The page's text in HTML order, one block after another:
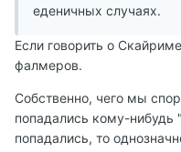
еденичных случаях.
Если говорить о
фалмеров.
Собственно, чего мы
попадались кому-нибудь
попадались, то